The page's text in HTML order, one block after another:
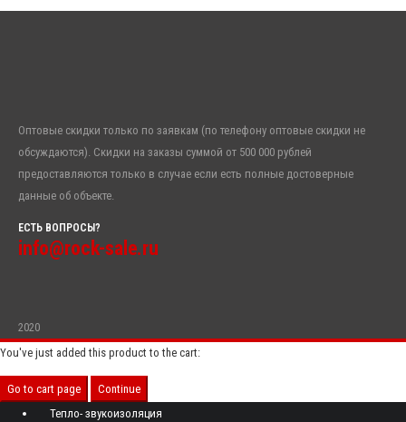
Оптовые скидки только по заявкам (по телефону оптовые скидки не
обсуждаются). Скидки на заказы суммой от 500 000 рублей
предоставляются только в случае если есть полные достоверные
данные об объекте.
ЕСТЬ ВОПРОСЫ?
info@rock-sale.ru
2020
You've just added this product to the cart:
Go to cart page
Continue
Тепло- звукоизоляция